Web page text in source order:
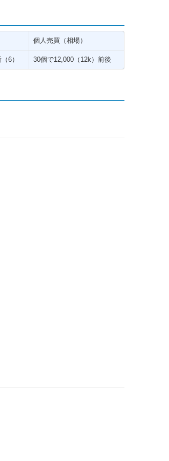
個人売買（相場）
6） 30個で12,000（12k）前後